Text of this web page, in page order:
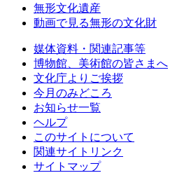
無形文化遺産
動画で見る無形の文化財
媒体資料・関連記事等
博物館、美術館の皆さまへ
文化庁よりご挨拶
今月のみどころ
お知らせ一覧
ヘルプ
このサイトについて
関連サイトリンク
サイトマップ